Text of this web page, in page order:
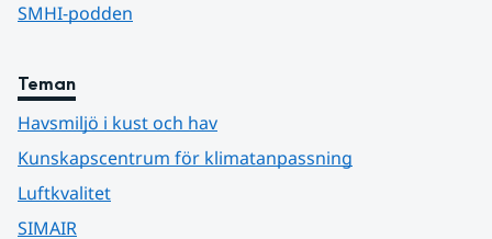
SMHI-podden
Teman
Havsmiljö i kust och hav
Kunskapscentrum för klimatanpassning
Luftkvalitet
SIMAIR